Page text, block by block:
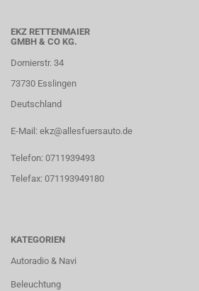
EKZ RETTENMAIER
GMBH & CO KG.
Dornierstr. 34
73730 Esslingen
Deutschland
E-Mail: ekz@allesfuersauto.de
Telefon: 0711939493
Telefax: 071193949180
KATEGORIEN
Autoradio & Navi
Beleuchtung